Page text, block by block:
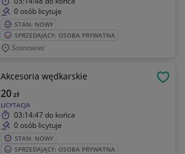
0 osób licytuje
STAN: NOWY
SPRZEDAJĄCY: OSOBA PRYWATNA
Sosnowiec
Akcesoria wędkarskie
LICYTACJA
20zł
03:14:47do końca
0 osób licytuje
STAN: NOWY
SPRZEDAJĄCY: OSOBA PRYWATNA